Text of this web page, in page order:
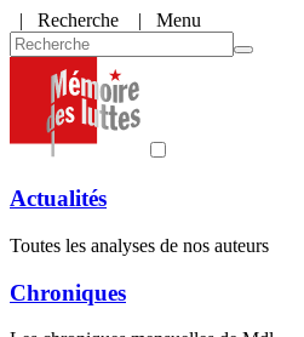
| Recherche | Menu
Actualités
Toutes les analyses de nos auteurs
Chroniques